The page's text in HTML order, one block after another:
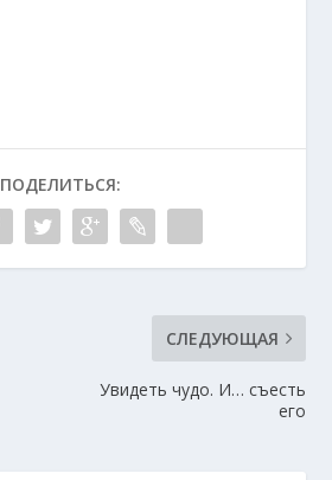
ПОДЕЛИТЬСЯ:
СЛЕДУЮЩАЯ
Увидеть чудо. И… съесть
его